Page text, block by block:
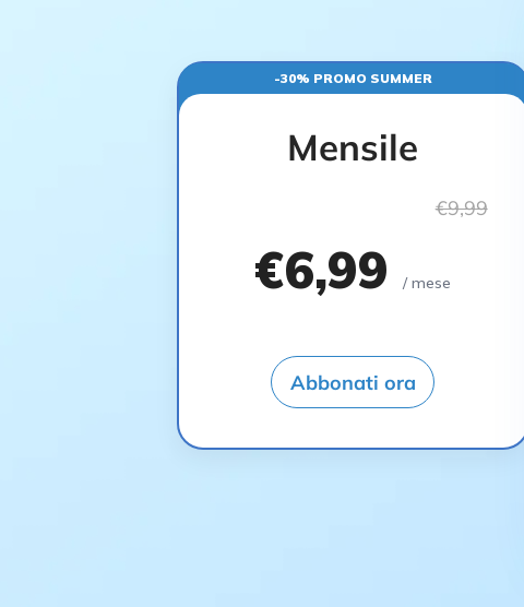
-30% PROMO SUMMER
Mensile
€9,99
€6,99/ mese
Abbonati ora